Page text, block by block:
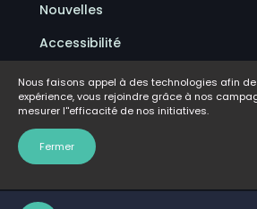
Nouvelles
Accessibilité
Politique de confidentialité
Conditions d'utilisation
FAQ
Nous faisons appel à des technologies afin
expérience, vous rejoindre grâce à nos
mesurer l''efficacité de nos initiatives.
Fermer